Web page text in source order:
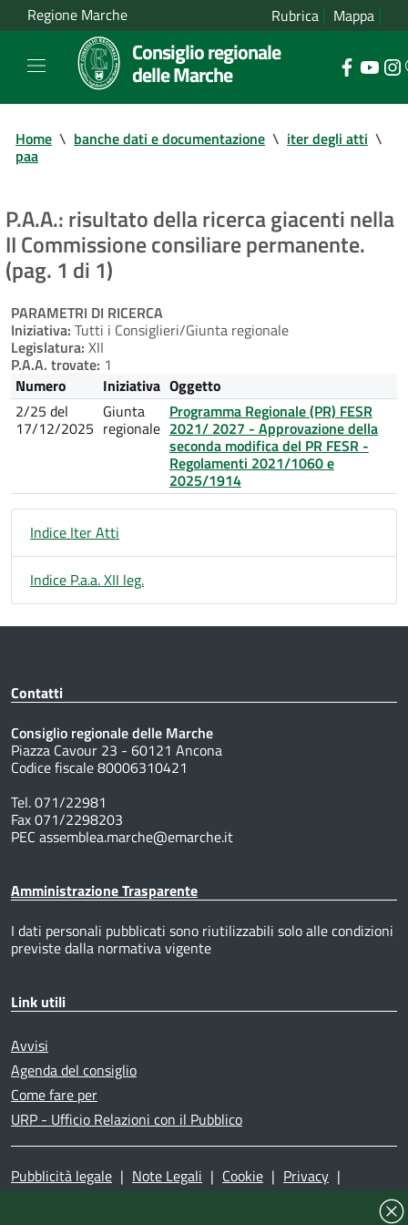
Regione Marche Rubrica Mappa
Consiglio regionale
delle Marche
Home \ banche dati e documentazione \ iter degli atti \
paa
P.A.A.: risultato della ricerca giacenti nella
II Commissione consiliare permanente.
(pag. 1 di 1)
PARAMETRI DI RICERCA
Iniziativa: Tutti i Consiglieri/Giunta regionale
Legislatura: XII
P.A.A. trovate: 1
Numero
Iniziativa Oggetto
2/25 del
17/12/2025
Giunta
regionale
Programma Regionale (PR) FESR
2021/ 2027 - Approvazione della
seconda modifica del PR FESR -
Regolamenti 2021/1060 e
2025/1914
Indice Iter Atti
Indice P.a.a. XII leg.
Contatti
Consiglio regionale delle Marche
Piazza Cavour 23 - 60121 Ancona
Codice fiscale 80006310421
Tel. 071/22981
Fax 071/2298203
PEC assemblea.marche@emarche.it
Amministrazione Trasparente
I dati personali pubblicati sono riutilizzabili solo alle condizioni
previste dalla normativa vigente
Link utili
Avvisi
Agenda del consiglio
Come fare per
URP - Ufficio Relazioni con il Pubblico
Pubblicità legale | Note Legali | Cookie | Privacy |